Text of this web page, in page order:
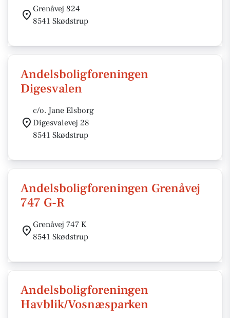
Grenåvej 824
8541 Skødstrup
Andelsboligforeningen
Digesvalen
c/o. Jane Elsborg
Digesvalevej 28
8541 Skødstrup
Andelsboligforeningen Grenåvej
747 G-R
Grenåvej 747 K
8541 Skødstrup
Andelsboligforeningen
Havblik/Vosnæsparken